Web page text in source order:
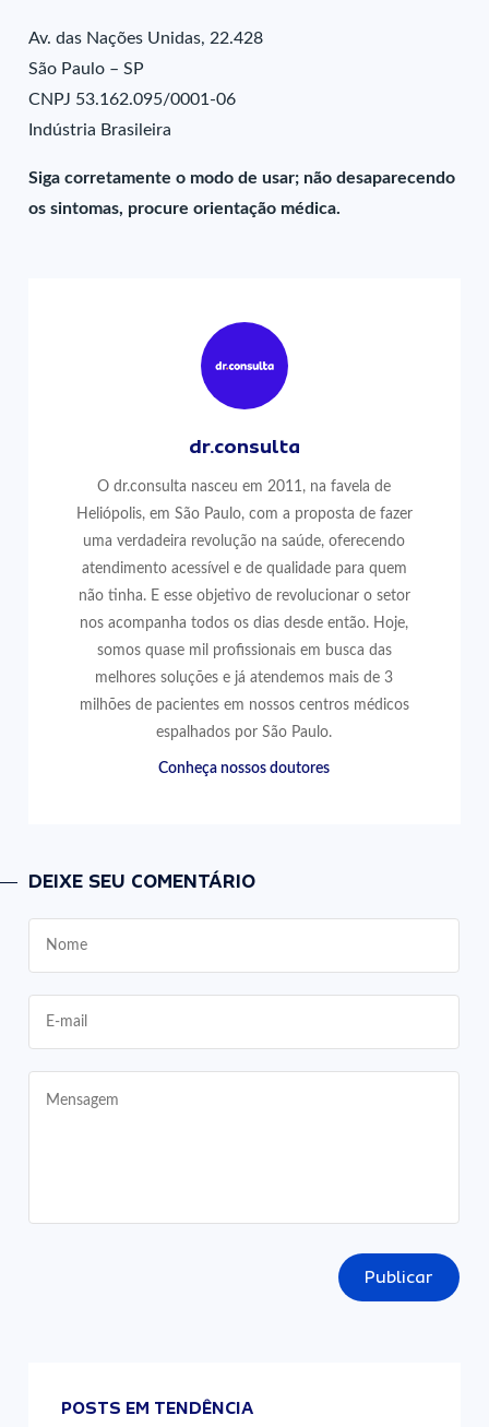
Av. das Nações Unidas, 22.428
São Paulo – SP
CNPJ 53.162.095/0001-06
Indústria Brasileira
Siga corretamente o modo de usar; não desaparecendo
os sintomas, procure orientação médica.
dr.consulta
O dr.consulta nasceu em 2011, na favela de
Heliópolis, em São Paulo, com a proposta de fazer
uma verdadeira revolução na saúde, oferecendo
atendimento acessível e de qualidade para quem
não tinha. E esse objetivo de revolucionar o setor
nos acompanha todos os dias desde então. Hoje,
somos quase mil profissionais em busca das
melhores soluções e já atendemos mais de 3
milhões de pacientes em nossos centros médicos
espalhados por São Paulo.
Conheça nossos doutores
DEIXE SEU COMENTÁRIO
Publicar
POSTS EM TENDÊNCIA